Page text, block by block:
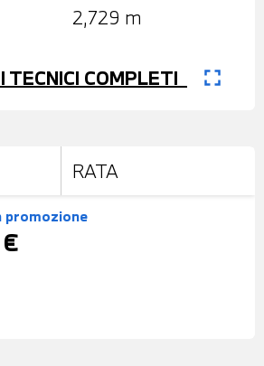
2,729 m
TECNICI COMPLETI fullscreen
RATA
promozione